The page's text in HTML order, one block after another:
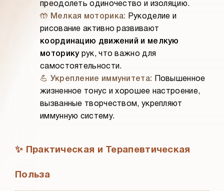
преодолеть одиночество и изоляцию.
🤲 Мелкая моторика:
Рукоделие и
рисование активно развивают
координацию движений и мелкую
моторикурук, что важно для
самостоятельности.
💪 Укрепление иммунитета: Повышенное
жизненное тонус и хорошее настроение,
вызванные творчеством, укрепляют
иммунную систему.
✨ Практическая и Терапевтическая
Польза